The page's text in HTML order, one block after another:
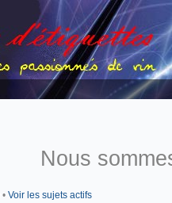
Nous
• Voir les sujets actifs